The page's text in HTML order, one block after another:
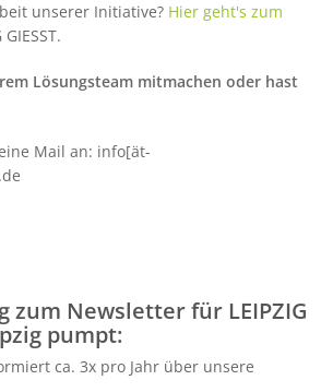
unserer Initiative? Hier geht's zum
Lösungsteam mitmachen oder hast
Mail an: info[ät-
zum Newsletter für LEIPZIG
pumpt:
ca. 3x pro Jahr über unsere